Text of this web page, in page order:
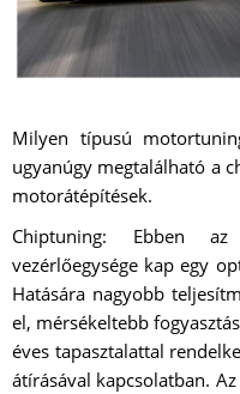
Milyen típusú
ugyanúgy megtalálható a
motorátépítések.
Chiptuning: Ebben
vezérlőegysége kap egy
Hatására nagyobb
el, mérsékeltebb
éves tapasztalattal
átírásával kapcsolatban.